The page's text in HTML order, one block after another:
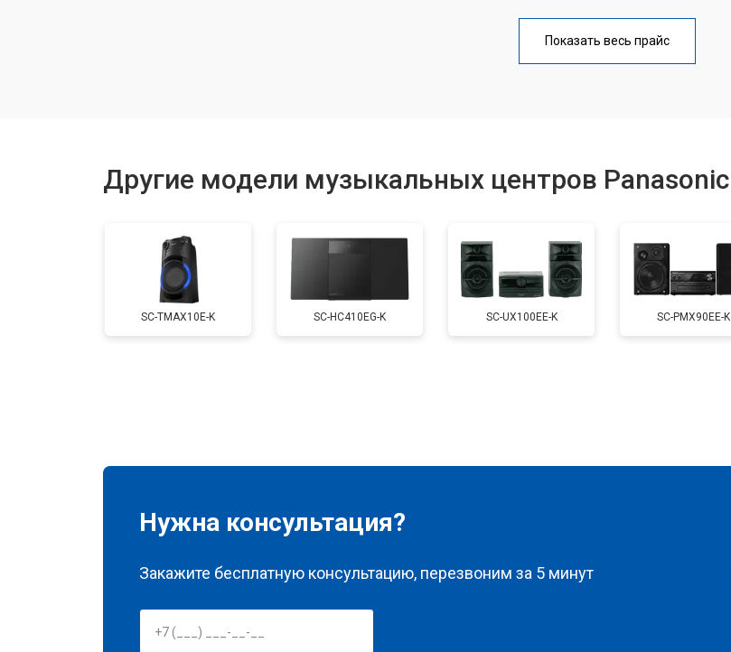
от 40 мин
Ремонт блока питания от 40 мин
Показать весь прайс
Другие модели музыкальных центров Panasonic
SC-TMAX10E-K SC-HC410EG-K SC-UX100EE-K SC-PMX90EE-K
Нужна консультация?
Закажите бесплатную консультацию, перезвоним за 5 минут